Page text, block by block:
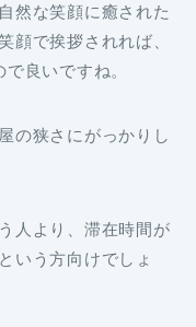
然な笑顔に癒された
顔で挨拶されれば、
良いですね。
の狭さにがっかりし
人より、滞在時間が
いう方向けでしょ